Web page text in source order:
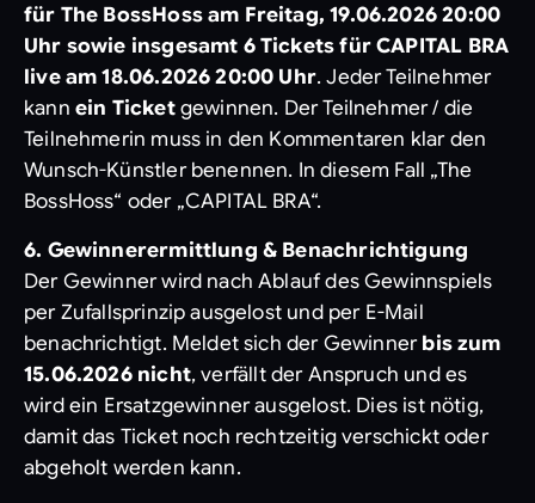
für The BossHoss am Freitag, 19.06.2026 20:00
Uhr sowie insgesamt 6 Tickets für CAPITAL BRA
live am 18.06.2026 20:00 Uhr. Jeder Teilnehmer
kann ein Ticketgewinnen. Der Teilnehmer / die
Teilnehmerin muss in den Kommentaren klar den
Wunsch-Künstler benennen. In diesem Fall „The
BossHoss“ oder „CAPITAL BRA“.
6. Gewinnerermittlung & Benachrichtigung
Der Gewinner wird nach Ablauf des Gewinnspiels
per Zufallsprinzip ausgelost und per E-Mail
benachrichtigt. Meldet sich der Gewinnerbis zum
15.06.2026 nicht, verfällt der Anspruch und es
wird ein Ersatzgewinner ausgelost. Dies ist nötig,
damit das Ticket noch rechtzeitig verschickt oder
abgeholt werden kann.